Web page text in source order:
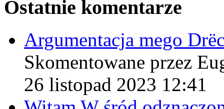
Ostatnie komentarze
Argumentacja mego
Skomentowane przez
26 listopad 2023 12:41